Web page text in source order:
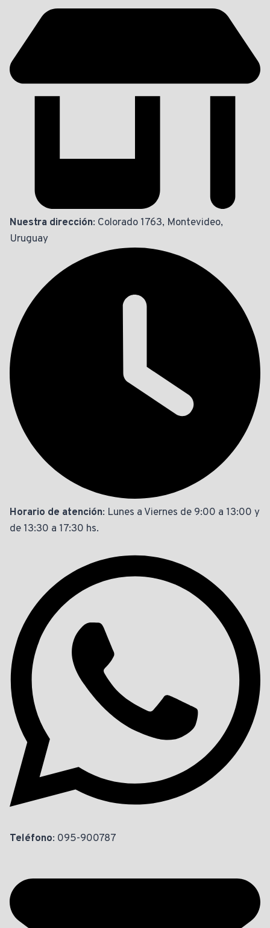
Nuestra dirección: Colorado 1763, Montevideo,
Uruguay
Horario de atención: Lunes a Viernes de 9:00 a 13:00 y
de 13:30 a 17:30 hs.
Teléfono: 095-900787